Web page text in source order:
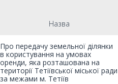
Назва
Про передачу земельної ділянки
в користування на умовах
оренди, яка розташована на
території Тетіївської міської ради
за межами м. Тетіїв